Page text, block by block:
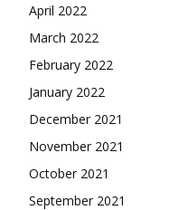
April 2022
March 2022
February 2022
January 2022
December 2021
November 2021
October 2021
September 2021